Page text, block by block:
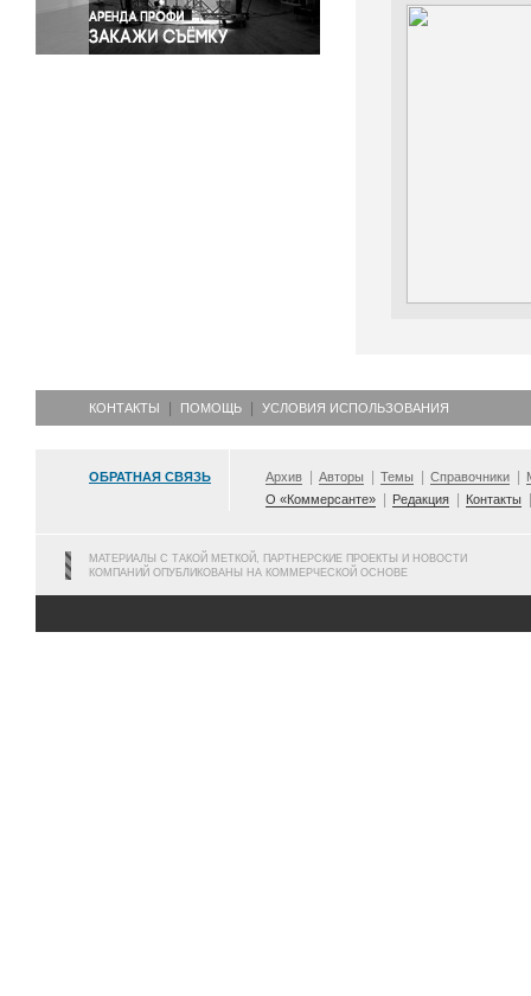
КОНТАКТЫ ПОМОЩЬ УСЛОВИЯ ИСПОЛЬЗОВАНИЯ
ОБРАТНАЯ СВЯЗЬ Архив Авторы Темы Справочники
О «Коммерсанте»
Редакция Контакты
МАТЕРИАЛЫ С ТАКОЙ МЕТКОЙ, ПАРТНЕРСКИЕ ПРОЕКТЫ И НОВОСТИ
КОМПАНИЙ ОПУБЛИКОВАНЫ НА КОММЕРЧЕСКОЙ ОСНОВЕ